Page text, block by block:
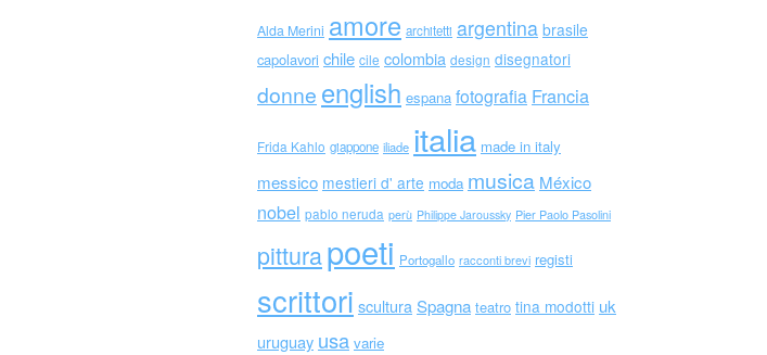
Alda Merini amore architetti argentina brasile
capolavori chile cile colombia design disegnatori
donne english espana fotografia Francia
Frida Kahlo giappone iliade italia made in italy
messico mestieri d' arte moda musica México
nobel pablo neruda perù Philippe Jaroussky Pier Paolo Pasolini
pitturapoeti Portogallo racconti brevi registi
scrittori scultura Spagna teatro tina modotti uk
uruguay usa varie